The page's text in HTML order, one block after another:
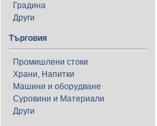
Градина
Други
Търговия
Промишлени стоки
Храни, Напитки
Машини и оборудване
Суровини и Материали
Други